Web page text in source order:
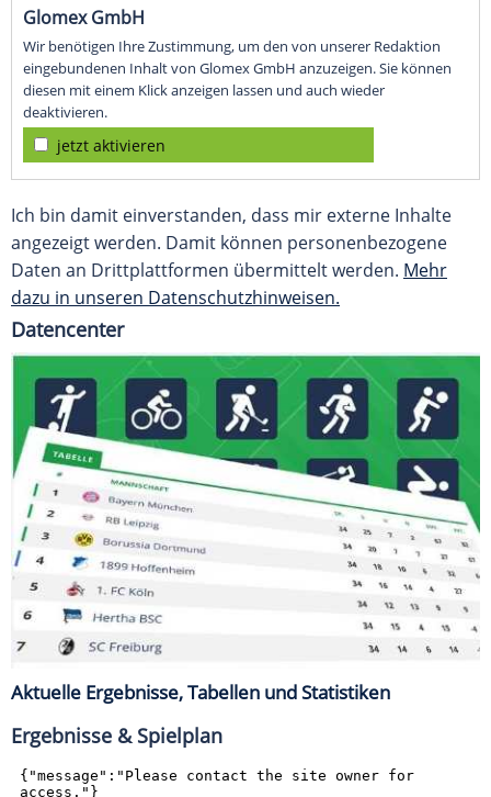
Glomex GmbH
Wir benötigen Ihre Zustimmung, um den von unserer Redaktion
eingebundenen Inhalt von Glomex GmbH anzuzeigen. Sie können
diesen mit einem Klick anzeigen lassen und auch wieder
deaktivieren.
jetzt aktivieren
Ich bin damit einverstanden, dass mir externe Inhalte
angezeigt werden. Damit können personenbezogene
Daten an Drittplattformen übermittelt werden. Mehr
dazu in unseren Datenschutzhinweisen.
Datencenter
Aktuelle Ergebnisse, Tabellen und Statistiken
Ergebnisse & Spielplan